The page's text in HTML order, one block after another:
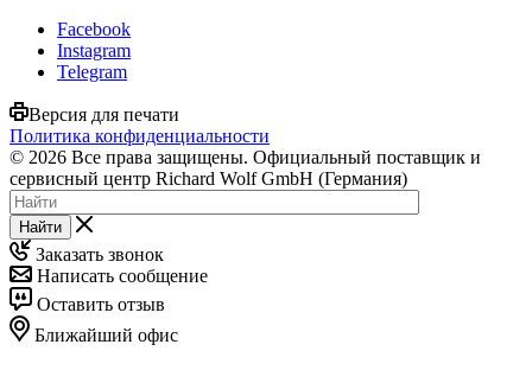
Facebook
Instagram
Telegram
Версия для печати
Политика конфиденциальности
© 2026 Все права защищены. Официальный поставщик и
сервисный центр Richard Wolf GmbH (Германия)
Найти
Заказать звонок
Написать сообщение
Оставить отзыв
Ближайший офис